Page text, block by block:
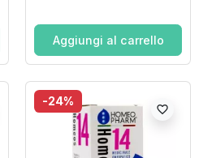
Aggiungi al carrello
-24%
favorite_border